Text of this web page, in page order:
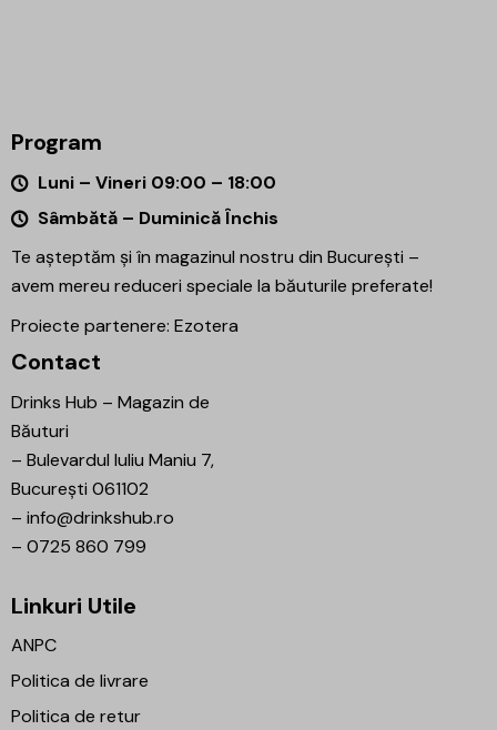
Program
Luni – Vineri 09:00 – 18:00
Sâmbătă – Duminică Închis
Te așteptăm și în magazinul nostru din București –
avem mereu reduceri speciale la băuturile preferate!
Proiecte partenere: Ezotera
Contact
Drinks Hub – Magazin de
Băuturi
– Bulevardul Iuliu Maniu 7,
București 061102
– info@drinkshub.ro
– 0725 860 799
Linkuri Utile
ANPC
Politica de livrare
Politica de retur